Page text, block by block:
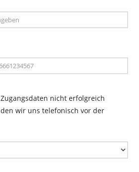
nicht erfolgreich
wir uns telefonisch vor der